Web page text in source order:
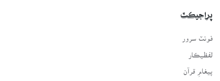
پراجيڪٽ
فونٽ سرور
لفظيڪار
پيغامِ قرآن